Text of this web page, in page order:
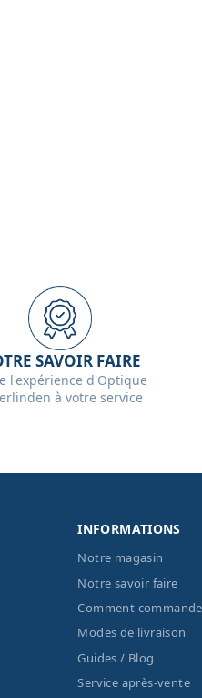
SAVOIR FAIRE
l'expérience d'Optique
à votre service
INFORMATIONS
Notre magasin
Notre savoir faire
Comment
Modes de livraison
Guides / Blog
Service après-vente